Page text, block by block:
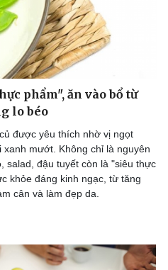
phẩm", ăn vào bổ từ
lo béo
được yêu thích nhờ vị ngọt
mướt. Không chỉ là nguyên
salad, đậu tuyết còn là "siêu thực
khỏe đáng kinh ngạc, từ tăng
cân và làm đẹp da.